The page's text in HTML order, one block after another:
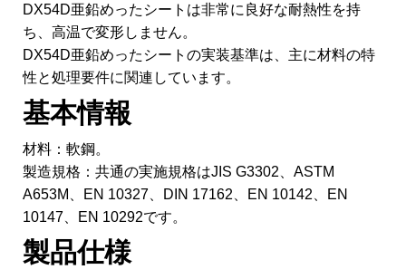
DX54D亜鉛めったシートは非常に良好な耐熱性を持
ち、高温で変形しません。 ‌
DX54D亜鉛めったシートの実装基準は、主に材料の特
性と処理要件に関連しています。
基本情報
材料：軟鋼。
製造規格：共通の実施規格はJIS G3302、ASTM
A653M、EN 10327、DIN 17162、EN 10142、EN
10147、EN 10292です。
製品仕様